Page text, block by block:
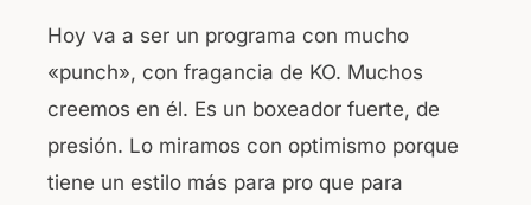
Hoy va a ser un programa con mucho
«punch», con fragancia de KO. Muchos
creemos en él. Es un boxeador fuerte, de
presión. Lo miramos con optimismo porque
tiene un estilo más para pro que para